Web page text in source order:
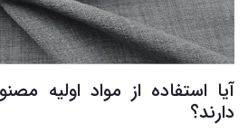
آیا استفاده از مواد اولیه
دارند؟